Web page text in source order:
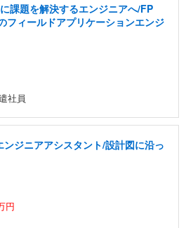
課題を解決するエンジニアへ/FP
フィールドアプリケーションエンジ
社員
ジニアアシスタント/設計図に沿っ
円